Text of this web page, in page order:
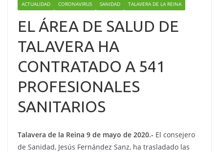
ACTUALIDAD CORONAVIRUS SANIDAD TALAVERA DE LA REINA
EL ÁREA DE SALUD DE
TALAVERA HA
CONTRATADO A 541
PROFESIONALES
SANITARIOS
Talavera de la Reina 9 de mayo de 2020.- El consejero
de Sanidad, Jesús Fernández Sanz, ha trasladado las